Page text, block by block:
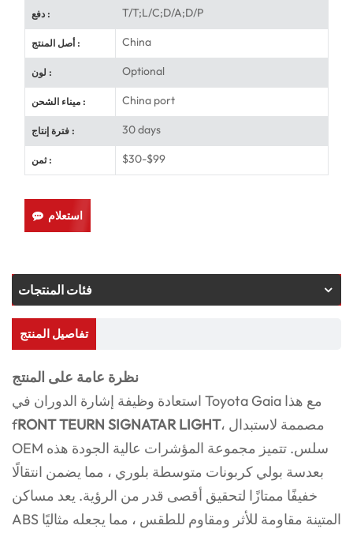
دفع : T/T;L/C;D/A;D/P
أصل المنتج : China
لون : Optional
ميناء الشحن : China port
فترة إنتاج : 30 days
ثمن : $30-$99
استعلام
فئات المنتجات
تفاصيل المنتج
نظرة عامة على المنتج
استعادة وظيفة إشارة الدوران في Toyota Gaia مع هذا
fRONT TEURN SIGNATAR LIGHT، مصممة لاستبدال
OEM سلس. تتميز مجموعة المؤشرات عالية الجودة هذه
بعدسة بولي كربونات متوسطة بلوري ، مما يضمن انتقالًا
خفيفًا ممتازًا لتحقيق أقصى قدر من الرؤية. يعد مساكن
ABS المتينة مقاومة للأثر ومقاوم للطقس ، مما يجعله مثاليًا